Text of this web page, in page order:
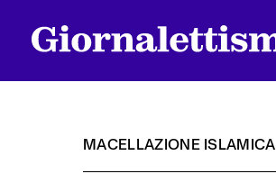
MACELLAZIONE ISLAMICA